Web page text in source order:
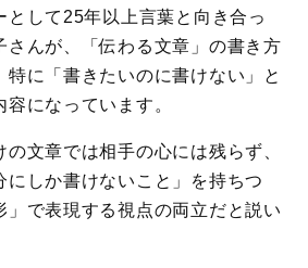
として25年以上言葉と向き合っ
さんが、「伝わる文章」の書き方
特に「書きたいのに書けない」と
になっています。
文章では相手の心には残らず、
にしか書けないこと」を持ちつ
」で表現する視点の両立だと説い